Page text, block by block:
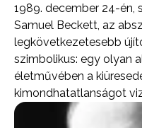
1989. december 24-én,
Samuel Beckett, az
legkövetkezetesebb
szimbolikus: egy olyan
életművében a
kimondhatatlanságot